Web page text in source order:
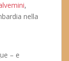
,
nella
– e